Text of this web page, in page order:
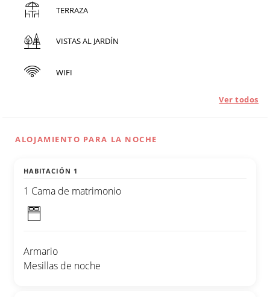
TERRAZA
VISTAS AL JARDÍN
WIFI
Ver todos
ALOJAMIENTO PARA LA NOCHE
HABITACIÓN 1
1 Cama de matrimonio
Armario
Mesillas de noche